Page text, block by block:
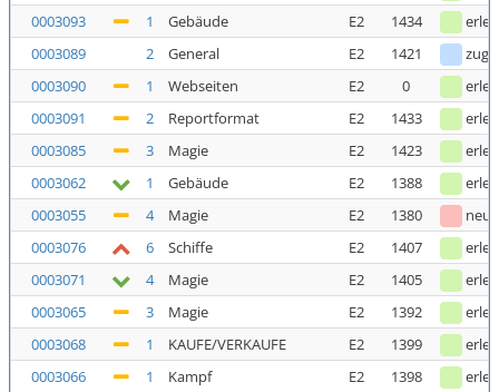
0003093
1 Gebäude E2 1434
0003089
2 General E2 1421
0003090
1 Webseiten E2 0
0003091
2 Reportformat E2 1433
0003085
3 Magie E2 1423
0003062
1 Gebäude E2 1388
0003055
4 Magie E2 1380
neu
0003076
6 Schiffe E2 1407
0003071
4 Magie E2 1405
0003065
3 Magie E2 1392
0003068
1 KAUFE/VERKAUFE E2 1399
0003066
1 Kampf E2 1398